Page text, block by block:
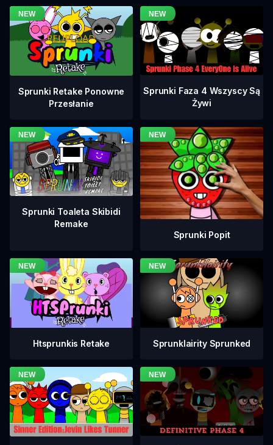
Sprunki Retake Ponowne
Przesłanie
Sprunki Faza 4 Wszyscy Są
Żywi
Sprunki Toaleta Skibidi
Remake
Sprunki Popit
Htsprunkis Retake Sprunklairity Sprunked